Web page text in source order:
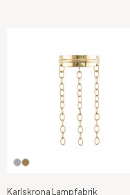
Karlskrona Lampfabrik